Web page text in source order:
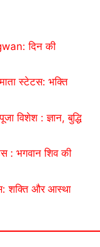
दिन की
स्टेटस: भक्ति
विशेश : ज्ञान, बुद्धि
: भगवान शिव की
शक्ति और आस्था